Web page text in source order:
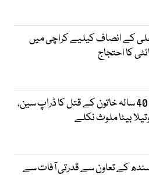
کے انصاف کیلیے کراچی میں
کا احتجاج
لاہور میں 40 سالہ خاتون کے قتل کا ڈراپ سین،
بیٹا ملوث نکلے
کے تعاون سے قدرتی آفات سے